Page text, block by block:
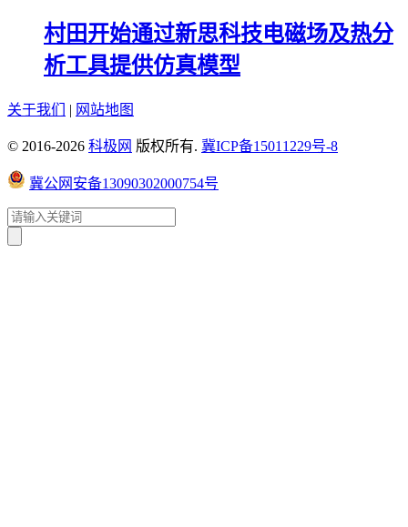
村田开始通过新思科技电磁场及热分
析工具提供仿真模型
关于我们 | 网站地图
© 2016-2026 科极网 版权所有. 冀ICP备15011229号-8
冀公网安备13090302000754号